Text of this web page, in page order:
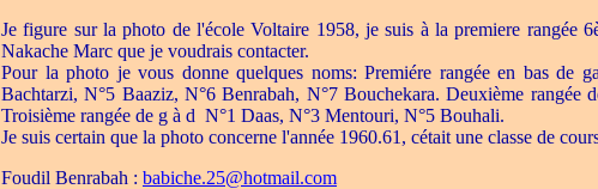
Je figure sur la photo de l'école Voltaire 1958, je suis à la premiere rangée
Nakache Marc que je voudrais contacter.
Pour la photo je vous donne quelques noms: Premiére rangée en bas de
Bachtarzi, N°5 Baaziz, N°6 Benrabah, N°7 Bouchekara. Deuxième rangée
Troisième rangée de g à d N°1 Daas, N°3 Mentouri, N°5 Bouhali.
Je suis certain que la photo concerne l'année 1960.61, cétait une classe de
Foudil Benrabah : babiche.25@hotmail.com